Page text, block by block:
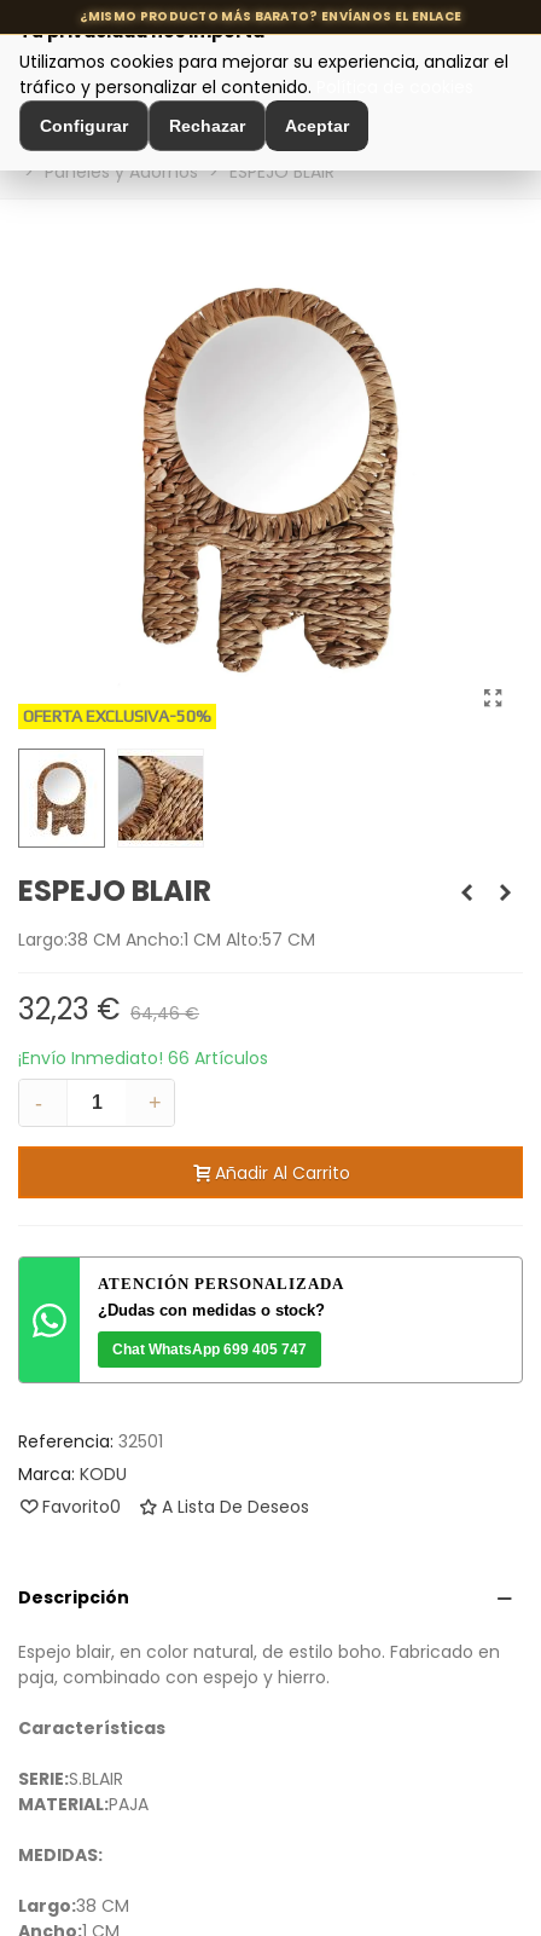
MENÚ
Inicio > Decoración de Interiores > Decoración de Pared
> Paneles y Adornos > ESPEJO BLAIR
OFERTA EXCLUSIVA-50%
ESPEJO BLAIR
Largo:38 CM Ancho:1 CM Alto:57 CM
32,23 € 64,46 €
¡Envío Inmediato! 66 Artículos
-
+
Añadir Al Carrito
ATENCIÓN PERSONALIZADA
¿Dudas con medidas o stock?
Chat WhatsApp 699 405 747
Referencia: 32501
Marca: KODU
Favorito0 A Lista De Deseos
Descripción
Espejo blair, en color natural, de estilo boho. Fabricado en
paja, combinado con espejo y hierro.
Características
SERIE:S.BLAIR
MATERIAL:PAJA
MEDIDAS:
Largo:38 CM
Tu privacidad nos importa
Utilizamos cookies para mejorar su experiencia, analizar el
tráfico y personalizar el contenido.
Configurar Rechazar Aceptar